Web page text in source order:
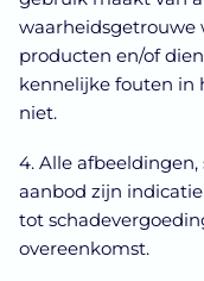
waarheidsgetrouwe
producten en/of
kennelijke fouten in
niet.
4. Alle
aanbod zijn
tot
overeenkomst.